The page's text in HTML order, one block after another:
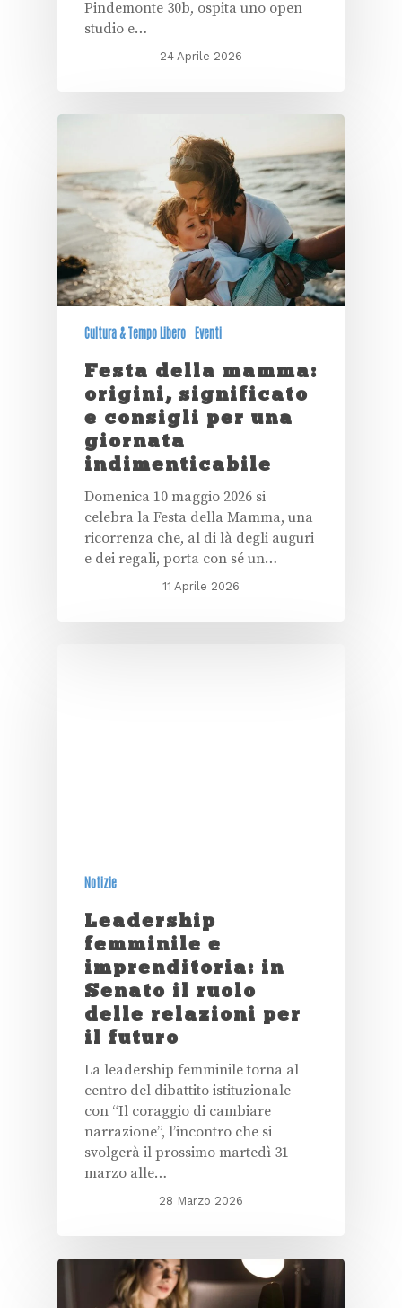
Pindemonte 30b, ospita uno open
studio e…
24 Aprile 2026
Cultura & Tempo Libero Eventi
Festa della mamma:
origini, significato
e consigli per una
giornata
indimenticabile
Domenica 10 maggio 2026 si
celebra la Festa della Mamma, una
ricorrenza che, al di là degli auguri
e dei regali, porta con sé un…
11 Aprile 2026
Notizie
Leadership
femminile e
imprenditoria: in
Senato il ruolo
delle relazioni per
il futuro
La leadership femminile torna al
centro del dibattito istituzionale
con “Il coraggio di cambiare
narrazione”, l’incontro che si
svolgerà il prossimo martedì 31
marzo alle…
28 Marzo 2026